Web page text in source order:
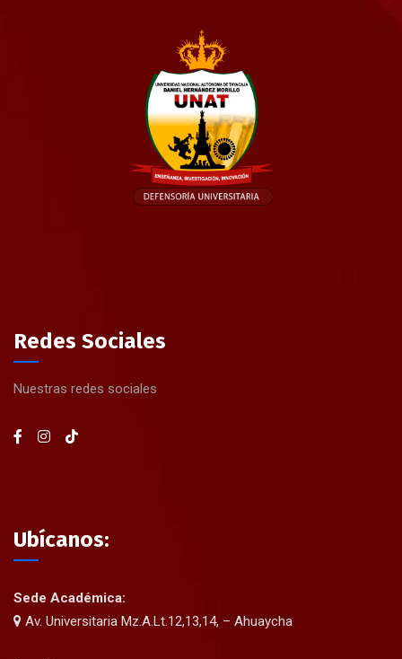
Redes Sociales
Nuestras redes sociales
Ubícanos:
Sede Académica:
Av. Universitaria Mz.A.Lt.12,13,14, – Ahuaycha